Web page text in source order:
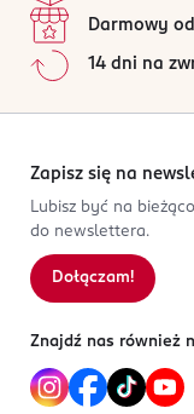
Darmowy
14 dni na
Zapisz się na
Lubisz być na
do newslettera.
Dołączam!
Znajdź nas również